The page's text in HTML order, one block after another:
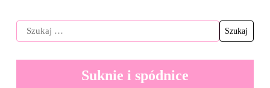
Suknie i spódnice